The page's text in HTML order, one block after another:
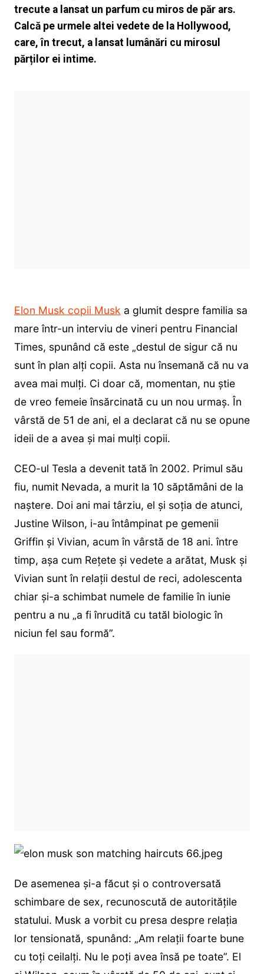
trecute a lansat un parfum cu miros de păr ars.
Calcă pe urmele altei vedete de la Hollywood,
care, în trecut, a lansat lumânări cu mirosul
părților ei intime.
Elon Musk copii Musk a glumit despre familia sa
mare într-un interviu de vineri pentru Financial
Times, spunând că este „destul de sigur că nu
sunt în plan alți copii. Asta nu însemană că nu va
avea mai mulți. Ci doar că, momentan, nu știe
de vreo femeie însărcinată cu un nou urmaș. În
vârstă de 51 de ani, el a declarat că nu se opune
ideii de a avea și mai mulți copii.
CEO-ul Tesla a devenit tată în 2002. Primul său
fiu, numit Nevada, a murit la 10 săptămâni de la
naștere. Doi ani mai târziu, el și soția de atunci,
Justine Wilson, i-au întâmpinat pe gemenii
Griffin și Vivian, acum în vârstă de 18 ani. între
timp, așa cum Rețete și vedete a arătat, Musk și
Vivian sunt în relații destul de reci, adolescenta
chiar și-a schimbat numele de familie în iunie
pentru a nu „a fi înrudită cu tatăl biologic în
niciun fel sau formă”.
De asemenea și-a făcut și o controversată
schimbare de sex, recunoscută de autoritățile
statului. Musk a vorbit cu presa despre relația
lor tensionată, spunând: „Am relații foarte bune
cu toți ceilalți. Nu le poți avea însă pe toate”. El